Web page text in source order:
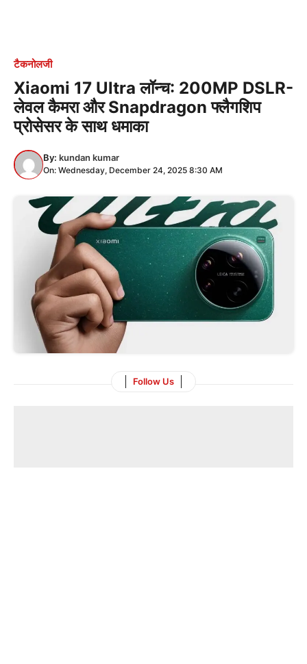
टैकनोलजी
Xiaomi 17 Ultra लॉन्च: 200MP DSLR-
लेवल कैमरा और Snapdragon फ्लैगशिप
प्रोसेसर के साथ धमाका
By: kundan kumar
On: Wednesday, December 24, 2025 8:30 AM
Follow Us